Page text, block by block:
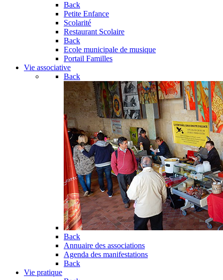
Back
Petite Enfance
Scolarité
Restaurant Scolaire
Back
Ecole municipale de musique
Portail Familles
Vie associative
Back
Back
Annuaire des associations
Agenda des manifestations
Back
Vie pratique